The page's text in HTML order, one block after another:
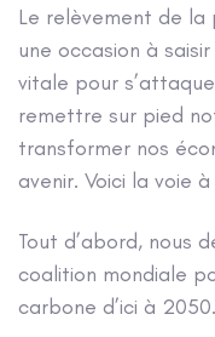
Le relèvement de
une occasion à
vitale pour
remettre sur pied
transformer nos
avenir. Voici la voie à
Tout d’abord, nous
coalition mondiale
carbone d’ici à 2050.